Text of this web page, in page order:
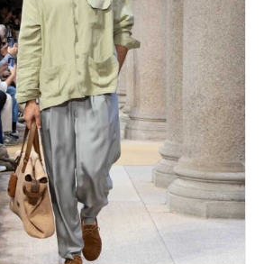
ARMANI – When
Speaks Quietly